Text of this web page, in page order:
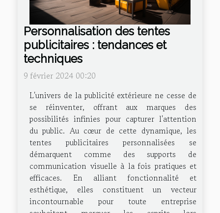
Personnalisation des tentes
publicitaires : tendances et
techniques
9 février 2024 00:20
L'univers de la publicité extérieure ne cesse de
se réinventer, offrant aux marques des
possibilités infinies pour capturer l'attention
du public. Au cœur de cette dynamique, les
tentes publicitaires personnalisées se
démarquent comme des supports de
communication visuelle à la fois pratiques et
efficaces. En alliant fonctionnalité et
esthétique, elles constituent un vecteur
incontournable pour toute entreprise